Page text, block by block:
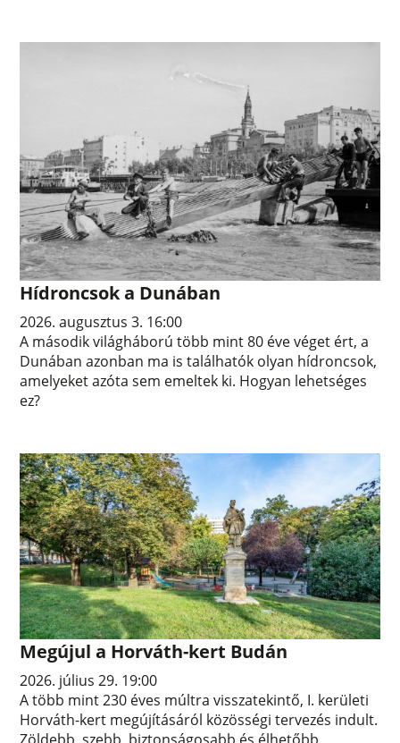
Hídroncsok a Dunában
2026. augusztus 3. 16:00
A második világháború több mint 80 éve véget ért, a
Dunában azonban ma is találhatók olyan hídroncsok,
amelyeket azóta sem emeltek ki. Hogyan lehetséges
ez?
Megújul a Horváth-kert Budán
2026. július 29. 19:00
A több mint 230 éves múltra visszatekintő, I. kerületi
Horváth-kert megújításáról közösségi tervezés indult.